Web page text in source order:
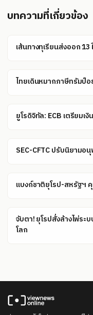
บทความที่เกี่ยวข้อง
เส้นทางทุเรียนส่งออก
ไทยเดินหมากภาษีทรัมป์อ
ยูโรดิจิทัล: ECB เตรียม
SEC-CFTC ปรับนิยามอ
แบงก์ชาติยุโรป-สหรัฐฯ
จับตา! ยุโรปสั่งล้างไพ่ระ
โลก